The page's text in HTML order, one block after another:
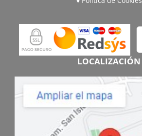
LOCALIZACIÓN